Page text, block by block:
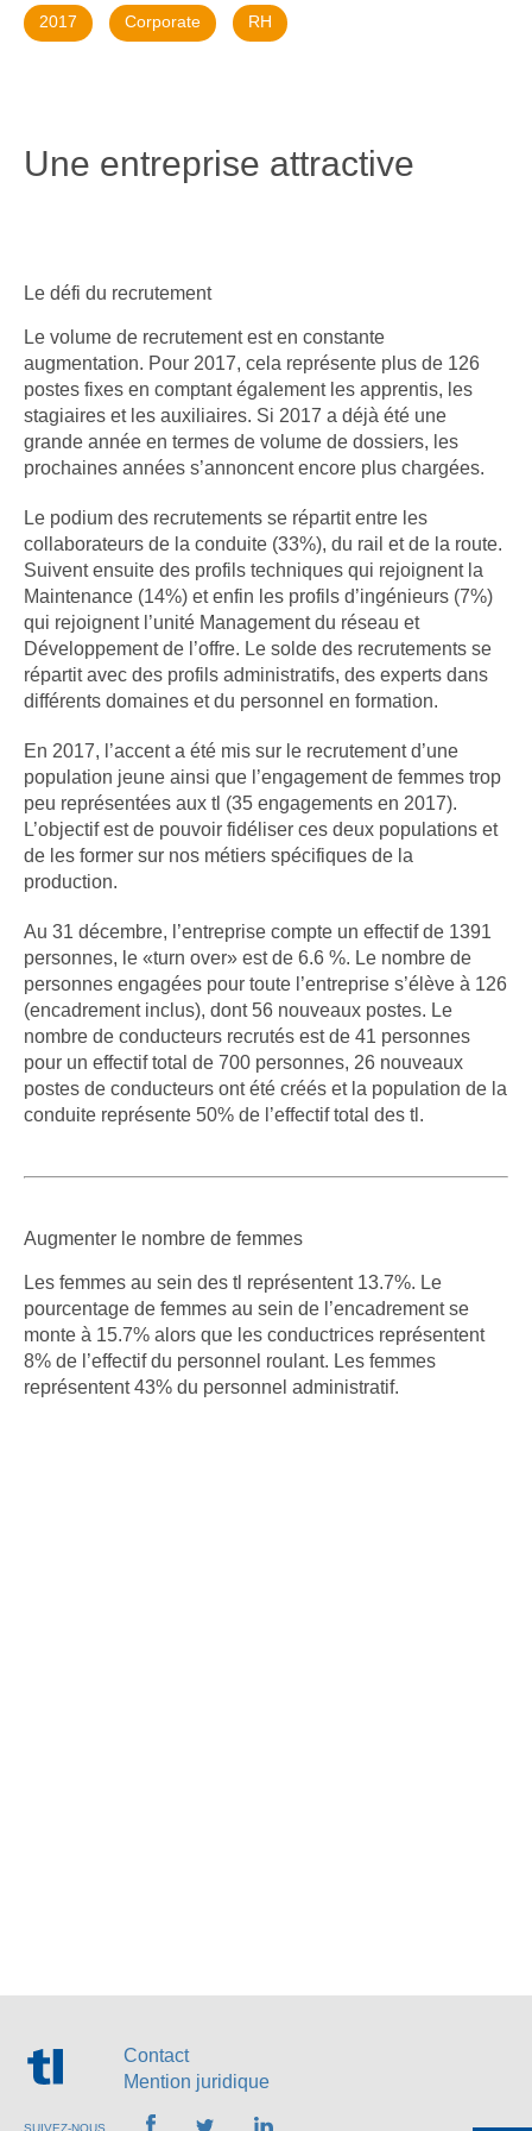
2017 Corporate RH
Une entreprise attractive
Le défi du recrutement
Le volume de recrutement est en constante
augmentation. Pour 2017, cela représente plus de 126
postes fixes en comptant également les apprentis, les
stagiaires et les auxiliaires. Si 2017 a déjà été une
grande année en termes de volume de dossiers, les
prochaines années s’annoncent encore plus chargées.
Le podium des recrutements se répartit entre les
collaborateurs de la conduite (33%), du rail et de la route.
Suivent ensuite des profils techniques qui rejoignent la
Maintenance (14%) et enfin les profils d’ingénieurs (7%)
qui rejoignent l’unité Management du réseau et
Développement de l’offre. Le solde des recrutements se
répartit avec des profils administratifs, des experts dans
différents domaines et du personnel en formation.
En 2017, l’accent a été mis sur le recrutement d’une
population jeune ainsi que l’engagement de femmes trop
peu représentées aux tl (35 engagements en 2017).
L’objectif est de pouvoir fidéliser ces deux populations et
de les former sur nos métiers spécifiques de la
production.
Au 31 décembre, l’entreprise compte un effectif de 1391
personnes, le «turn over» est de 6.6 %. Le nombre de
personnes engagées pour toute l’entreprise s’élève à 126
(encadrement inclus), dont 56 nouveaux postes. Le
nombre de conducteurs recrutés est de 41 personnes
pour un effectif total de 700 personnes, 26 nouveaux
postes de conducteurs ont été créés et la population de la
conduite représente 50% de l’effectif total des tl.
Augmenter le nombre de femmes
Les femmes au sein des tl représentent 13.7%. Le
pourcentage de femmes au sein de l’encadrement se
monte à 15.7% alors que les conductrices représentent
8% de l’effectif du personnel roulant. Les femmes
représentent 43% du personnel administratif.
Contact
Mention juridique
SUIVEZ-NOUS